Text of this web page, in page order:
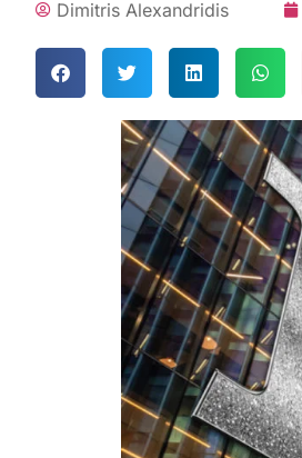
Dimitris Alexandridis